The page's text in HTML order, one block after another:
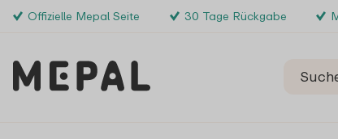
Offizielle Mepal Seite 30 Tage Rückgabe